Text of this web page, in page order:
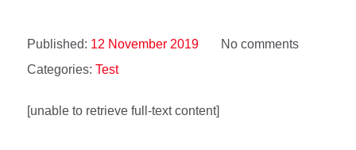
Published: 12 November 2019
No comments
Categories: Test
[unable to retrieve full-text content]